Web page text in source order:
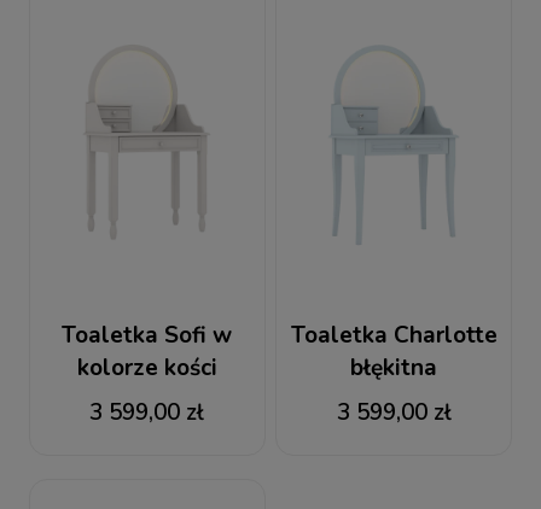
Toaletka Sofi w
kolorze kości
słoniowej
3 599,00 zł
Toaletka Charlotte
błękitna
3 599,00 zł